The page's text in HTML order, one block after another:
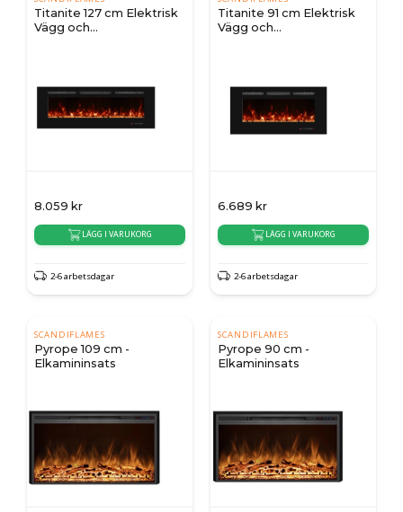
Titanite 127 cm Elektrisk
Vägg och
8.059 kr
LÄGG I VARUKORG
2-6 arbetsdagar
Titanite 91 cm Elektrisk
Vägg och
6.689 kr
LÄGG I VARUKORG
2-6 arbetsdagar
SCANDIFLAMES
Pyrope 109 cm -
Elkamininsats
SCANDIFLAMES
Pyrope 90 cm -
Elkamininsats